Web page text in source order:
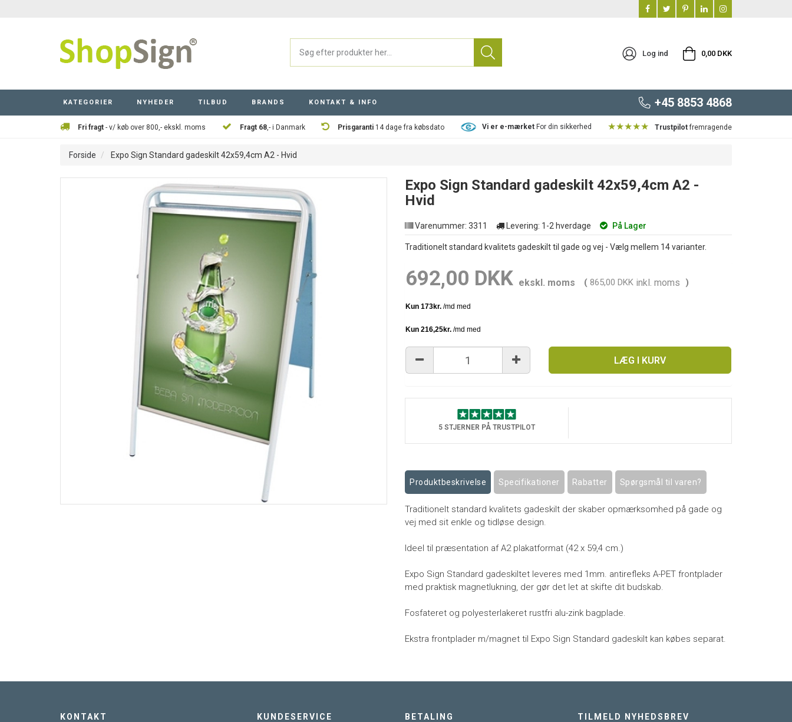
Log ind 0,00 DKK
KATEGORIER NYHEDER TILBUD BRANDS KONTAKT & INFO +45 8853 4868
Fri fragt - v/ køb over 800,- ekskl. moms Fragt 68,- i Danmark Prisgaranti 14 dage fra købsdato Vi er e-mærketFor din sikkerhed ★★★★★ Trustpilotfremragende
Forside Expo Sign Standard gadeskilt 42x59,4cm A2 - Hvid
Expo Sign Standard gadeskilt 42x59,4cm A2 -
Hvid
Varenummer: 3311 Levering: 1-2 hverdage På Lager
Traditionelt standard kvalitets gadeskilt til gade og vej - Vælg mellem 14 varianter.
692,00 DKK ekskl. moms ( 865,00 DKK inkl. moms )
LÆG I KURV
5 STJERNER PÅ TRUSTPILOT
Produktbeskrivelse Specifikationer Rabatter Spørgsmål til varen?
Traditionelt standard kvalitets gadeskilt der skaber opmærksomhed på gade og
vej med sit enkle og tidløse design.
Ideel til præsentation af A2 plakatformat (42 x 59,4 cm.)
Expo Sign Standard gadeskiltet leveres med 1mm. antirefleks A-PET frontplader
med praktisk magnetlukning, der gør det let at skifte dit budskab.
Fosfateret og polyesterlakeret rustfri alu-zink bagplade.
Ekstra frontplader m/magnet til Expo Sign Standard gadeskilt kan købes separat.
KONTAKT KUNDESERVICE BETALING TILMELD NYHEDSBREV